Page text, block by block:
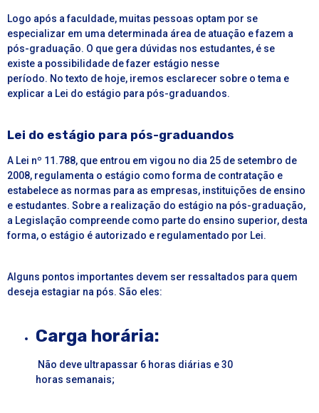
Logo após a faculdade, muitas pessoas optam por se
especializar em uma determinada área de atuação e fazem a
pós-graduação. O que gera dúvidas nos estudantes, é se
existe a possibilidade de fazer estágio nesse
período. No texto de hoje, iremos esclarecer sobre o tema e
explicar a Lei do estágio para pós-graduandos.
Lei do estágio para pós-graduandos
A Lei nº 11.788, que entrou em vigou no dia 25 de setembro de
2008, regulamenta o estágio como forma de contratação e
estabelece as normas para as empresas, instituições de ensino
e estudantes. Sobre a realização do estágio na pós-graduação,
a Legislação compreende como parte do ensino superior, desta
forma, o estágio é autorizado e regulamentado por Lei.
Alguns pontos importantes devem ser ressaltados para quem
deseja estagiar na pós. São eles:
Carga horária:
Não deve ultrapassar 6 horas diárias e 30
horas semanais;